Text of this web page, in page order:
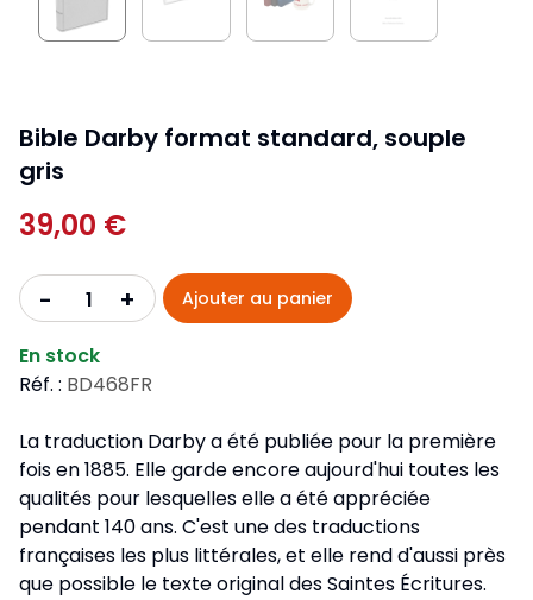
Bible Darby format standard, souple
gris
39,00 €
- + Ajouter au panier
En stock
Réf. : BD468FR
La traduction Darby a été publiée pour la première
fois en 1885. Elle garde encore aujourd'hui toutes les
qualités pour lesquelles elle a été appréciée
pendant 140 ans. C'est une des traductions
françaises les plus littérales, et elle rend d'aussi près
que possible le texte original des Saintes Écritures.